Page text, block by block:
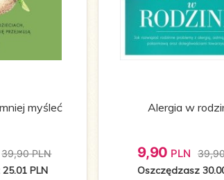
myśleć
39,90 PLN
PLN
Alergia w
9,90 PLN
Oszczędzasz